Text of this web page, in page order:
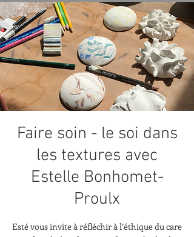
Faire soin - le soi dans
les textures avec
Estelle Bonhomet-
Proulx
Esté vous invite à réfléchir à l’éthique du care